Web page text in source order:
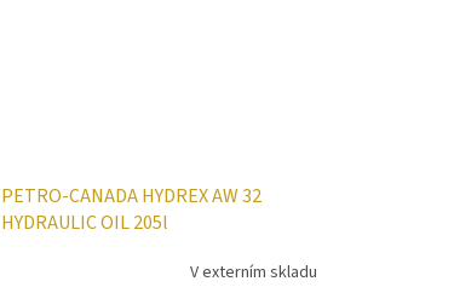
PETRO-CANADA HYDREX AW 32
HYDRAULIC OIL 205l
V externím skladu